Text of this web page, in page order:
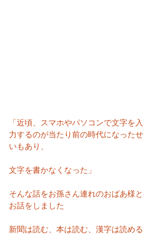
「近頃、スマホやパソコンで文字を入
力するのが当たり前の時代になったせ
いもあり、
文字を書かなくなった」
そんな話をお孫さん連れのおばあ様と
お話をしました
新聞は読む、本は読む、漢字は読める